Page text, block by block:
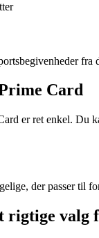
Card
er ret enkel. Du
der passer til
rigtige valg